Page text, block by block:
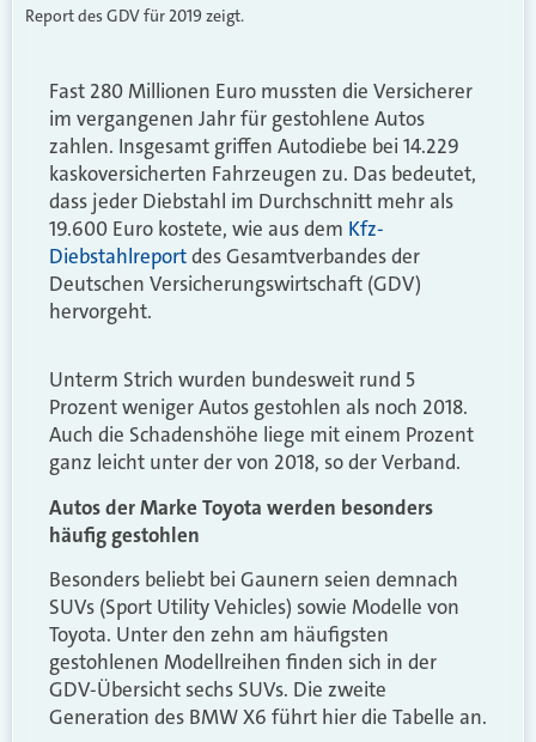
Report des GDV für 2019 zeigt.
Fast 280 Millionen Euro mussten die Versicherer
im vergangenen Jahr für gestohlene Autos
zahlen. Insgesamt griffen Autodiebe bei 14.229
kaskoversicherten Fahrzeugen zu. Das bedeutet,
dass jeder Diebstahl im Durchschnitt mehr als
19.600 Euro kostete, wie aus dem Kfz-
Diebstahlreportdes Gesamtverbandes der
Deutschen Versicherungswirtschaft (GDV)
hervorgeht.
Unterm Strich wurden bundesweit rund 5
Prozent weniger Autos gestohlen als noch 2018.
Auch die Schadenshöhe liege mit einem Prozent
ganz leicht unter der von 2018, so der Verband.
Autos der Marke Toyota werden besonders
häufig gestohlen
Besonders beliebt bei Gaunern seien demnach
SUVs (Sport Utility Vehicles) sowie Modelle von
Toyota. Unter den zehn am häufigsten
gestohlenen Modellreihen finden sich in der
GDV-Übersicht sechs SUVs. Die zweite
Generation des BMW X6 führt hier die Tabelle an.